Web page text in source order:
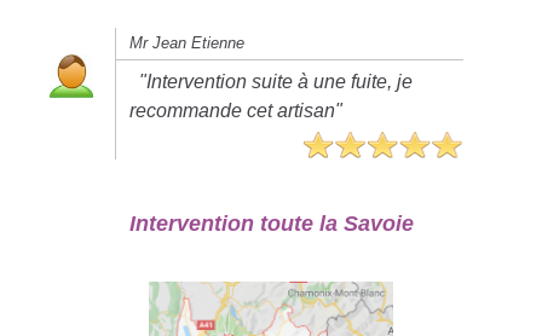
Mr Jean Etienne
"Intervention suite à une fuite, je
recommande cet artisan"
Intervention toute la Savoie